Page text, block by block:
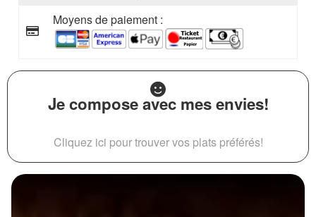
Moyens de paiement :
Je compose avec mes envies!
Cliquez ici pour trouver vos plats préférés!